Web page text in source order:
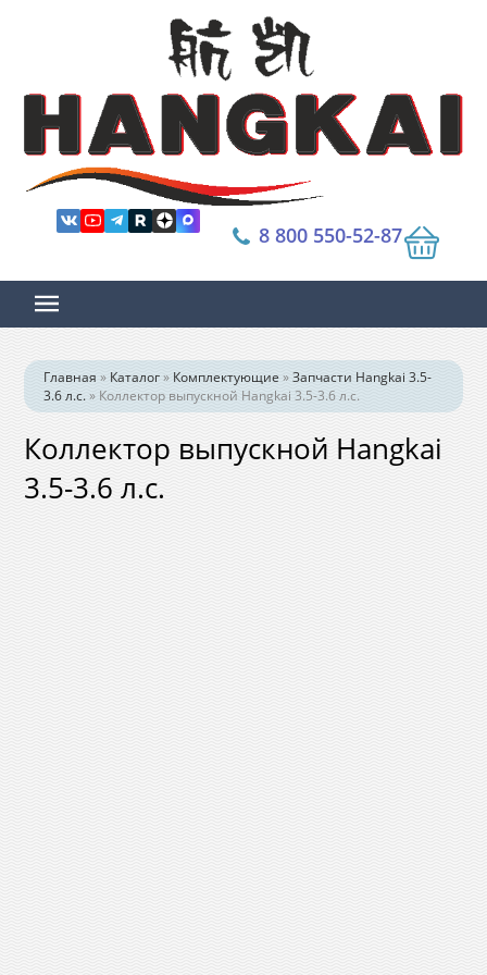
8 800 550-52-87
Главная » Каталог» Комплектующие»Запчасти Hangkai 3.5-
3.6 л.с.» Коллектор выпускной Hangkai 3.5-3.6 л.с.
Коллектор выпускной Hangkai
3.5-3.6 л.с.